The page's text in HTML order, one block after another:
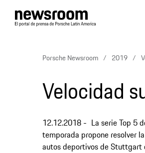
Porsche Newsroom 2019
Velocidad
12.12.2018
La serie Top 5
temporada propone resolver
autos deportivos de Stuttgart